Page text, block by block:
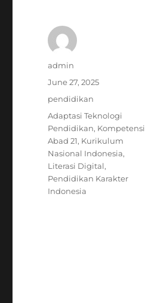
Author
admin
Posted
June 27, 2025
Categories
pendidikan
Tags
Adaptasi Teknologi
Pendidikan, Kompetensi
Abad 21, Kurikulum
Nasional Indonesia,
Literasi Digital,
Pendidikan Karakter
Indonesia